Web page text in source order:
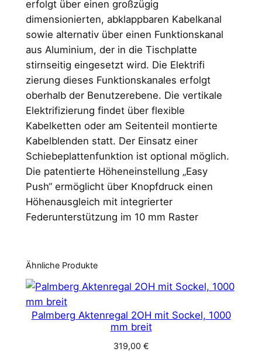
erfolgt über einen großzügig
dimensionierten, abklappbaren Kabelkanal
sowie alternativ über einen Funktionskanal
aus Aluminium, der in die Tischplatte
stirnseitig eingesetzt wird. Die Elektrifi
zierung dieses Funktionskanales erfolgt
oberhalb der Benutzerebene. Die vertikale
Elektrifizierung findet über flexible
Kabelketten oder am Seitenteil montierte
Kabelblenden statt. Der Einsatz einer
Schiebeplattenfunktion ist optional möglich.
Die patentierte Höheneinstellung „Easy
Push“ ermöglicht über Knopfdruck einen
Höhenausgleich mit integrierter
Federunterstützung im 10 mm Raster
Ähnliche Produkte
Palmberg Aktenregal 2OH mit Sockel, 1000
mm breit
319,00 €